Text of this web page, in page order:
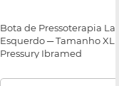
Bota de Pressoterapia
Esquerdo ─ Tamanho XL
Pressury Ibramed